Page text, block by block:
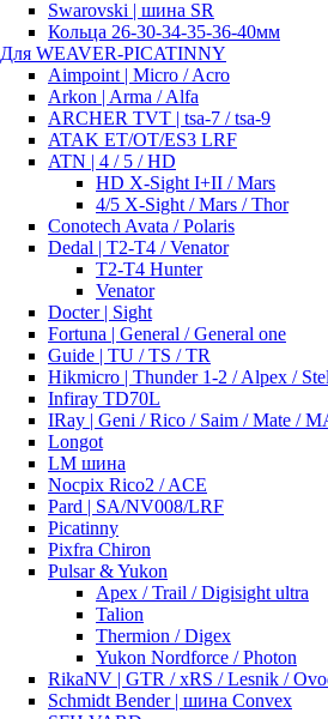
Swarovski | шина SR
Кольца 26-30-34-35-36-40мм
Для WEAVER-PICATINNY
Aimpoint | Micro / Acro
Arkon | Arma / Alfa
ARCHER TVT | tsa-7 / tsa-9
ATAK ET/OT/ES3 LRF
ATN | 4 / 5 / HD
HD X-Sight I+II / Mars
4/5 X-Sight / Mars / Thor
Conotech Avata / Polaris
Dedal | T2-T4 / Venator
T2-T4 Hunter
Venator
Docter | Sight
Fortuna | General / General one
Guide | TU / TS / TR
Hikmicro | Thunder 1-2 / Alpex /
Infiray TD70L
IRay | Geni / Rico / Saim / Mate /
Longot
LM шина
Nocpix Rico2 / ACE
Pard | SA/NV008/LRF
Picatinny
Pixfra Chiron
Pulsar & Yukon
Apex / Trail / Digisight ultra
Talion
Thermion / Digex
Yukon Nordforce / Photon
RikaNV | GTR / xRS / Lesnik /
Schmidt Bender | шина Convex